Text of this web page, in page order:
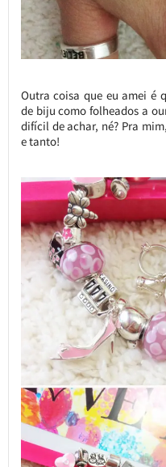
Outra coisa que eu amei é
de biju como folheados a
difícil de achar, né? Pra
e tanto!